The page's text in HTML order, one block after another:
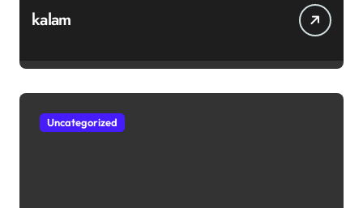
kalam
Uncategorized